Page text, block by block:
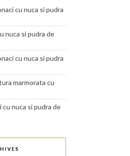
cu nuca si pudra
nuca si pudra de
cu nuca si pudra
marmorata cu
cu nuca si pudra de